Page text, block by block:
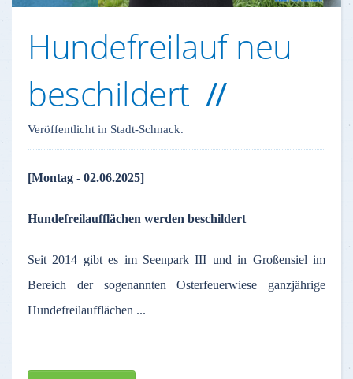
Hundefreilauf neu
beschildert
Veröffentlicht in Stadt-Schnack.
[Montag - 02.06.2025]
Hundefreilaufflächen werden beschildert
Seit 2014 gibt es im Seenpark III und in Großensiel im
Bereich der sogenannten Osterfeuerwiese ganzjährige
Hundefreilaufflächen ...